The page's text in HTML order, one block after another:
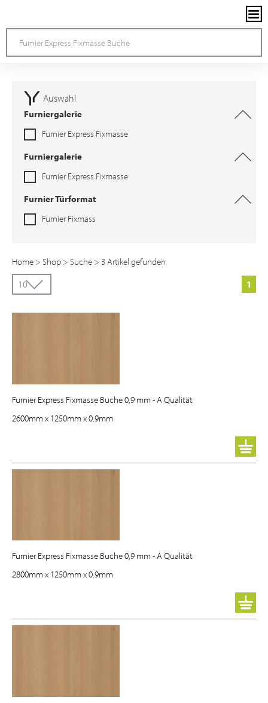
Auswahl
Furniergalerie
Furnier Express Fixmasse
Furniergalerie
Furnier Express Fixmasse
Furnier Türformat
Furnier Fixmass
Home > Shop > Suche > 3 Artikel gefunden
1
Furnier Express Fixmasse Buche 0,9 mm - A Qualität
2600mmx 1250mmx0.9mm
Furnier Express Fixmasse Buche 0,9 mm - A Qualität
2800mmx 1250mmx0.9mm